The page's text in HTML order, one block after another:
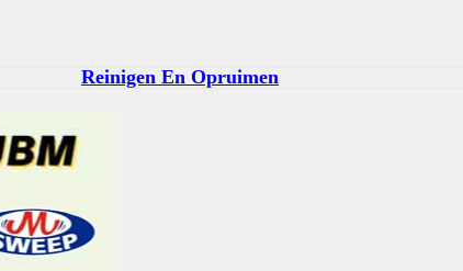
Reinigen En Opruimen